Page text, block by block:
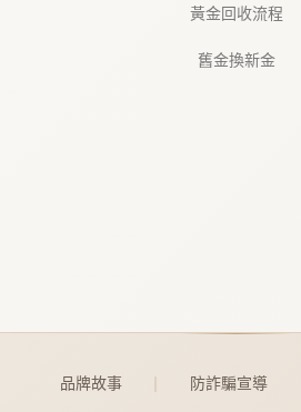
黃金回收流程
舊金換新金
品牌故事 防詐騙宣導